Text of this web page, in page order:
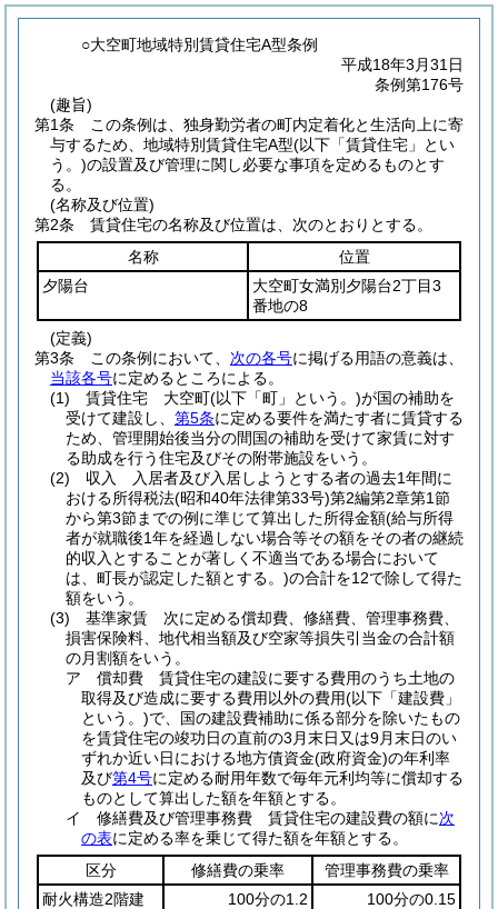
○大空町地域特別賃貸住宅A型条例
平成18年3月31日
条例第176号
(趣旨)
第1条
この条例は、独身勤労者の町内定着化と生活向上に寄
与するため、地域特別賃貸住宅A型(以下「賃貸住宅」とい
う。)の設置及び管理に関し必要な事項を定めるものとす
る。
(名称及び位置)
第2条
賃貸住宅の名称及び位置は、次のとおりとする。
名称
位置
夕陽台
大空町女満別夕陽台2丁目3
番地の8
(定義)
第3条
この条例において、 次の各号に掲げる用語の意義は、
当該各号に定めるところによる。
(1)
賃貸住宅 大空町(以下「町」という。)が国の補助を
受けて建設し、 第5条に定める要件を満たす者に賃貸する
ため、管理開始後当分の間国の補助を受けて家賃に対す
る助成を行う住宅及びその附帯施設をいう。
(2)
収入 入居者及び入居しようとする者の過去1年間に
おける所得税法(昭和40年法律第33号)第2編第2章第1節
から第3節までの例に準じて算出した所得金額(給与所得
者が就職後1年を経過しない場合等その額をその者の継続
的収入とすることが著しく不適当である場合において
は、町長が認定した額とする。)の合計を12で除して得た
額をいう。
(3)
基準家賃 次に定める償却費、修繕費、管理事務費、
損害保険料、地代相当額及び空家等損失引当金の合計額
の月割額をいう。
ア
償却費 賃貸住宅の建設に要する費用のうち土地の
取得及び造成に要する費用以外の費用(以下「建設費」
という。)で、国の建設費補助に係る部分を除いたもの
を賃貸住宅の竣功日の直前の3月末日又は9月末日のい
ずれか近い日における地方債資金(政府資金)の年利率
及び第4号に定める耐用年数で毎年元利均等に償却する
ものとして算出した額を年額とする。
イ
修繕費及び管理事務費 賃貸住宅の建設費の額に次
の表に定める率を乗じて得た額を年額とする。
区分
修繕費の乗率
管理事務費の乗率
耐火構造2階建
100分の1.2
100分の0.15